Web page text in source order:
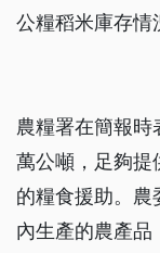
公糧稻米庫存情
農糧署在簡報
萬公噸，足夠提
的糧食援助。農
內生產的農產